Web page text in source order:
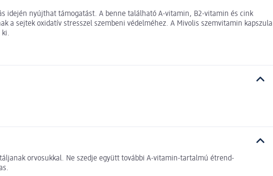
idején nyújthat támogatást. A benne található A-vitamin, B2-vitamin és cink
sejtek oxidatív stresszel szembeni védelméhez. A Mivolis szemvitamin kapszula
ki.
orvosukkal. Ne szedje együtt további A-vitamin-tartalmú étrend-